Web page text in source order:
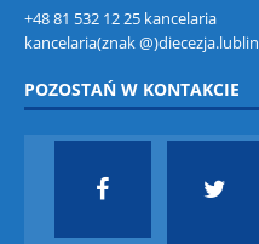
+48 81 532 12 25 kancelaria
kancelaria(znak
POZOSTAŃ W KONTAKCIE